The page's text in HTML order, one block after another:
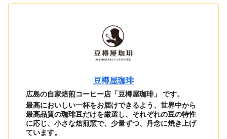
豆樽屋珈琲
広島の自家焙煎コーヒー店「豆樽屋珈琲」 です。
最高においしい一杯をお届けできるよう、世界中から
最高品質の珈琲豆だけを厳選し、それぞれの豆の特性
に応じ、小さな焙煎窯で、少量ずつ、丹念に焼き上げ
ています。